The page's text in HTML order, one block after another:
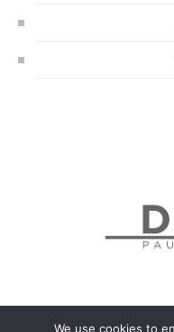
We use cookies to